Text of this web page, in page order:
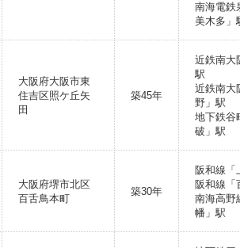
南海電鉄
美木多」
大阪府大阪市東
住吉区照ケ丘矢
田
築45年
近鉄南大
駅
近鉄南大
野」駅
地下鉄谷
破」駅
大阪府堺市北区
百舌鳥本町
築30年
阪和線「
阪和線「
南海高野
幡」駅